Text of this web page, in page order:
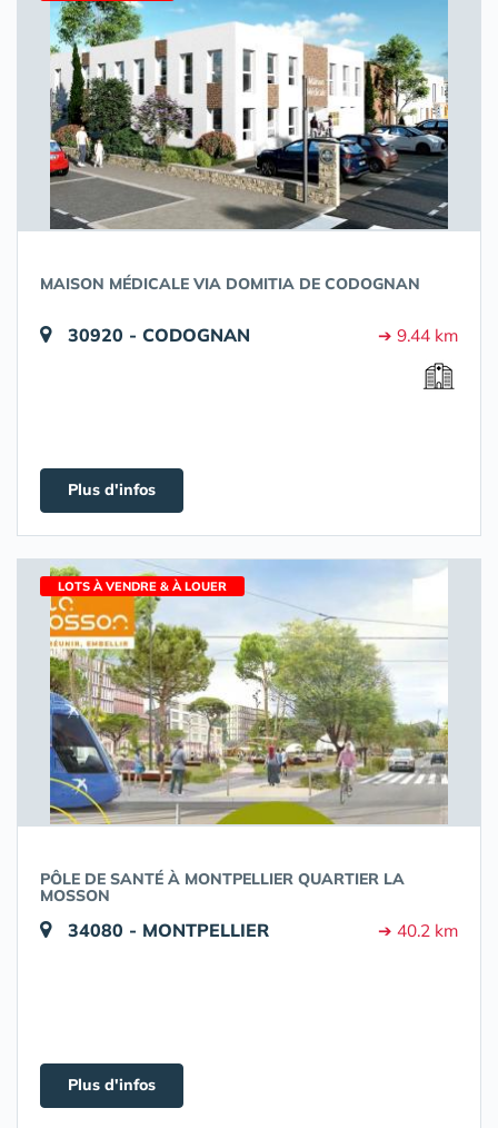
MAISON MÉDICALE VIA DOMITIA DE CODOGNAN
30920 - CODOGNAN ➔ 9.44 km
Plus d'infos
LOTS À VENDRE & À LOUER
PÔLE DE SANTÉ À MONTPELLIER QUARTIER LA
MOSSON
34080 - MONTPELLIER ➔ 40.2 km
Plus d'infos